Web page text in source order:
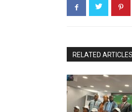
RELATED ARTICLES